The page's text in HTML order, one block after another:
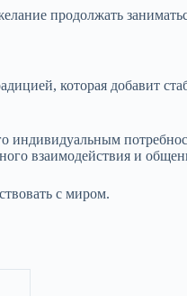
продолжать
которая добавит
взаимодействия и
с миром.